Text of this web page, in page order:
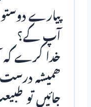
پیارے
آپ کے؟
خدا کرے
ھمیشہ درست
جائیں تو